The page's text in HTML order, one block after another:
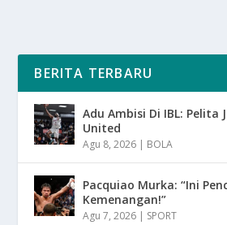
BERITA TERBARU
Adu Ambisi Di IBL: Pelita
United
Agu 8, 2026 | BOLA
Pacquiao Murka: “Ini
Kemenangan!”
Agu 7, 2026 | SPORT